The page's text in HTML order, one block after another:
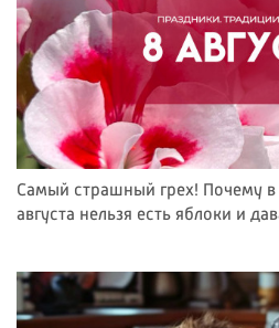
Самый страшный грех! Почему в
августа нельзя есть яблоки и